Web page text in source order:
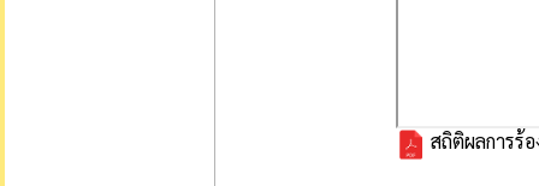
สถิติผลการร้